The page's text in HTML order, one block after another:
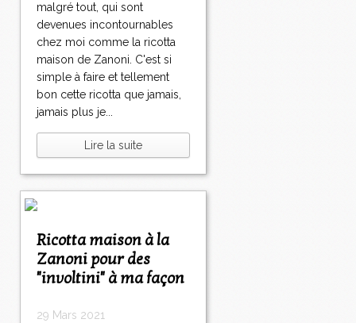
malgré tout, qui sont
devenues incontournables
chez moi comme la ricotta
maison de Zanoni. C'est si
simple à faire et tellement
bon cette ricotta que jamais,
jamais plus je...
Lire la suite
Ricotta maison à la
Zanoni pour des
"involtini" à ma façon
29 Mars 2021